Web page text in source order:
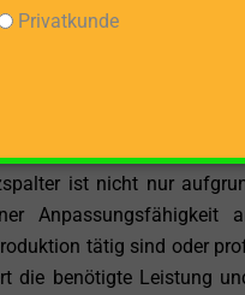
des HF-180/Z ist
um Ihnen ein sicheres
Verarbeitungsqualität
auf Ihre Arbeit
ist nicht nur
Anpassungsfähigkeit
tätig sind oder
die benötigte Leistung
Privatkunde